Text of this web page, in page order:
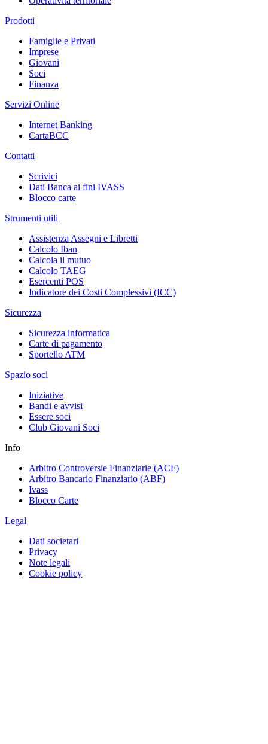
Prodotti
Famiglie e Privati
Imprese
Giovani
Soci
Finanza
Servizi Online
Internet Banking
CartaBCC
Contatti
Scrivici
Dati Banca ai fini IVASS
Blocco carte
Strumenti utili
Assistenza Assegni e Libretti
Calcolo Iban
Calcola il mutuo
Calcolo TAEG
Esercenti POS
Indicatore dei Costi Complessivi (ICC)
Sicurezza
Sicurezza informatica
Carte di pagamento
Sportello ATM
Spazio soci
Iniziative
Bandi e avvisi
Essere soci
Club Giovani Soci
Info
Arbitro Controversie Finanziarie (ACF)
Arbitro Bancario Finanziario (ABF)
Ivass
Blocco Carte
Legal
Dati societari
Privacy
Note legali
Cookie policy